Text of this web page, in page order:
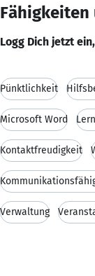
Logg Dich jetzt
Pünktlichkeit
Microsoft Word
Kontaktfreudigkeit
Verwaltung